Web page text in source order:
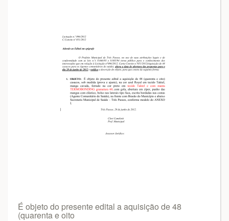
É objeto do presente edital a aquisição de 48
(quarenta e oito